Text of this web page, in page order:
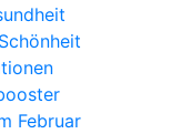
Februar